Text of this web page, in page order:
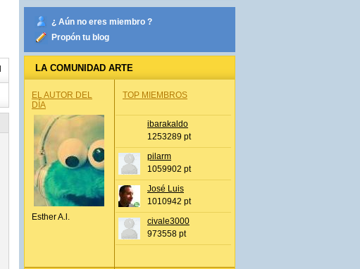
¿ Aún no eres miembro ?
Propón tu blog
LA COMUNIDAD ARTE
EL AUTOR DEL
DÍA
Esther A.l.
TOP MIEMBROS
ibarakaldo
1253289 pt
pilarm
1059902 pt
José Luis
1010942 pt
civale3000
973558 pt